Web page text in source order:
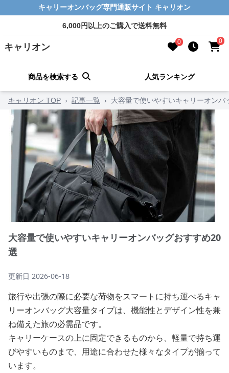
キャリーオンバッグ専門通販サイト キャリオン
6,000円以上のご購入で送料無料
キャリオン 0 0
商品を検索する 人気ランキング
キャリオン TOP › 記事一覧 › 大容量で使いやすいキャリーオンバ
大容量で使いやすいキャリーオンバッグおすすめ20
選
更新日 2026-06-18
旅行や出張の際に必要な荷物をスマートに持ち運べるキャ
リーオンバッグ大容量タイプは、機能性とデザイン性を兼
ね備えた旅の必需品です。
キャリーケースの上に固定できるものから、軽量で持ち運
びやすいものまで、用途に合わせた様々なタイプが揃って
います。